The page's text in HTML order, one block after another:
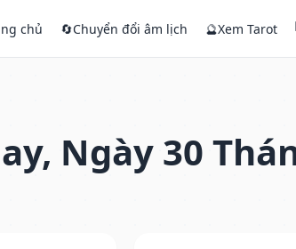
chủ 🔄Chuyển đổi âm lịch 🔮Xem Tarot
Ngày 30